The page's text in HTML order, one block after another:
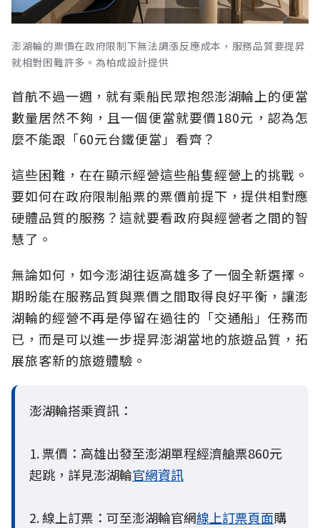
澎湖輪的票價在政府限制下無法調漲反應成本，服務品質要提昇
就相對困難許多。為柏成設計提供
首航不過一週，就有乘船民眾抱怨澎湖輪上的便當
數量居然不夠，且一個便當就要價180元，認為怎
麼不能跟「60元台鐵便當」看齊？
這些困難，在在顯示經營這些船隻經營上的挑戰。
要如何在政府限制船票的票價前提下，提供相對應
硬體品質的服務？這就要看政府與經營者之間的智
慧了。
無論如何，如今澎湖往返高雄多了一個全新選擇。
期盼能在服務品質與票價之間取得良好平衡，讓澎
湖輪的經營不再是停留在過往的「交通船」任務而
已，而是可以進一步提昇澎湖當地的旅遊品質，拓
展旅客新的旅遊體驗。
澎湖輪搭乘資訊：
1. 票價：高雄出發至澎湖單程經濟艙票860元
起跳，詳見澎湖輪官網資訊
2. 線上訂票：可至澎湖輪官網線上訂票頁面購